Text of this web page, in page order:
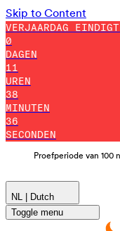
Skip to Content
VERJAARDAG
0
DAGEN
11
UREN
38
MINUTEN
28
SECONDEN
Proefperiode van 100
NL | Dutch
Toggle menu